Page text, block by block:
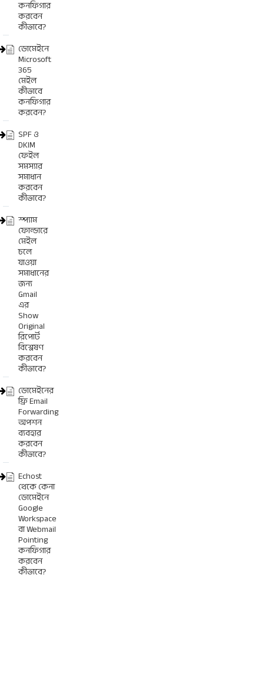
কনফিগার
করবেন
কীভাবে?
ডোমেইনে
Microsoft
365
মেইল
কীভাবে
কনফিগার
করবেন?
SPF ও
DKIM
ফেইল
সমস্যার
সমাধান
করবেন
কীভাবে?
স্প্যাম
ফোল্ডারে
মেইল
চলে
যাওয়া
সমাধানের
জন্য
Gmail
এর
Show
Original
রিপোর্ট
বিশ্লেষণ
করবেন
কীভাবে?
ডোমেইনের
ফ্রি Email
Forwarding
অপশন
ব্যবহার
করবেন
কীভাবে?
Echost
থেকে কেনা
ডোমেইনে
Google
Workspace
বা Webmail
Pointing
কনফিগার
করবেন
কীভাবে?